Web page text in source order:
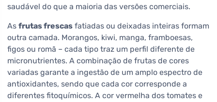
saudável do que a maioria das versões comerciais.
As frutas frescas fatiadas ou deixadas inteiras formam
outra camada. Morangos, kiwi, manga, framboesas,
figos ou romã – cada tipo traz um perfil diferente de
micronutrientes. A combinação de frutas de cores
variadas garante a ingestão de um amplo espectro de
antioxidantes, sendo que cada cor corresponde a
diferentes fitoquímicos. A cor vermelha dos tomates e